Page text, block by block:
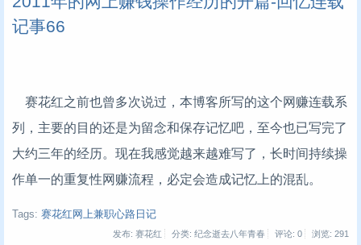
记事66
赛花红之前也曾多次说过，本博客所写的这个网赚连载系
列，主要的目的还是为留念和保存记忆吧，至今也已写完了
大约三年的经历。现在我感觉越来越难写了，长时间持续操
作单一的重复性网赚流程，必定会造成记忆上的混乱。
Tags: 赛花红网上兼职心路日记
发布: 赛花红 分类: 纪念逝去八年青春 评论: 0 浏览: 291